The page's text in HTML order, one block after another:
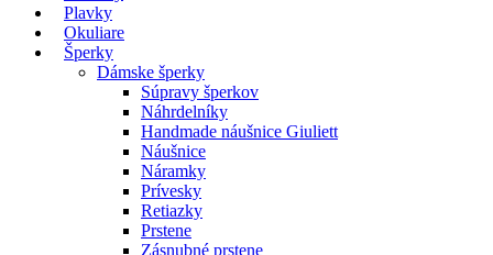
Plavky
Okuliare
Šperky
Dámske šperky
Súpravy šperkov
Náhrdelníky
Handmade náušnice Giuliett
Náušnice
Náramky
Prívesky
Retiazky
Prstene
Zásnubné prstene